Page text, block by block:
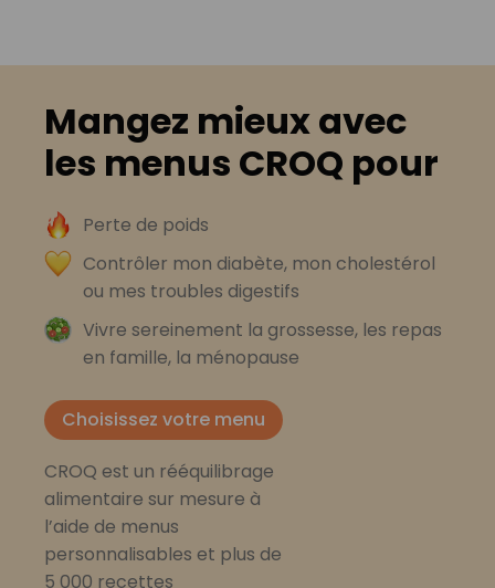
Mangez mieux avec
les menus CROQ pour
Perte de poids
Contrôler mon diabète, mon cholestérol
ou mes troubles digestifs
Vivre sereinement la grossesse, les repas
en famille, la ménopause
Choisissez votre menu
CROQ est un rééquilibrage
alimentaire sur mesure à
l’aide de menus
personnalisables et plus de
5 000 recettes